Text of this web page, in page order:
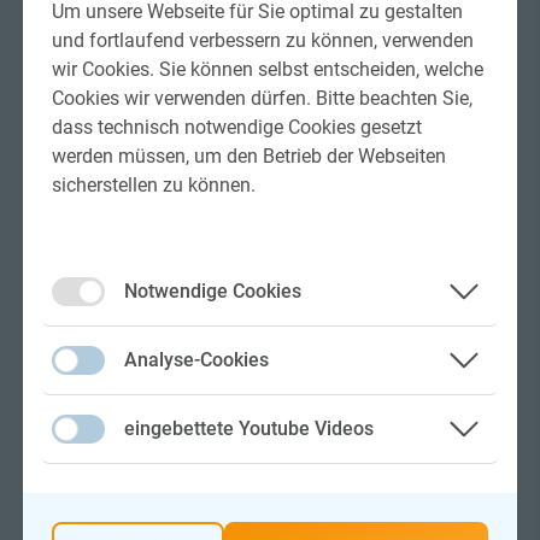
Um unsere Webseite für Sie optimal zu gestalten
und fortlaufend verbessern zu können, verwenden
wir Cookies. Sie können selbst entscheiden, welche
Cookies wir verwenden dürfen. Bitte beachten Sie,
dass technisch notwendige Cookies gesetzt
werden müssen, um den Betrieb der Webseiten
sicherstellen zu können.
Notwendige Cookies
Analyse-Cookies
eingebettete Youtube Videos
Gruno 35 Compact Elite "Tina"
Übergabeort: Standort Rheinsberg
Woche ab
1.590 €